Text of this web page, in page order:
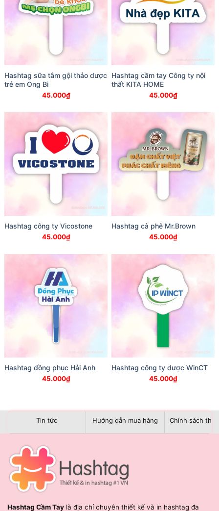
Hashtag sữa tắm gội thảo dược
trẻ em Ong Bi
45.000₫
Hashtag cầm tay Công ty nội
thất KITA HOME
45.000₫
Hashtag công ty Vicostone
45.000₫
Hashtag cà phê Mr.Brown
45.000₫
Hashtag đồng phục Hải Anh
45.000₫
Hashtag công ty dược WinCT
45.000₫
Tin tức Hướng dẫn mua hàng Chính sách
Hashtag Cầm Tay là địa chỉ chuyên thiết kế và in hashtag đa